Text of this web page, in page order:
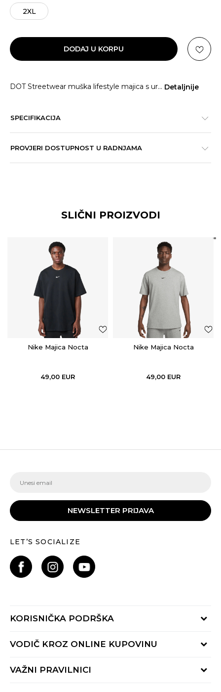
2XL
DODAJ U KORPU
DOT Streetwear muška lifestyle majica s ur... Detaljnije
SPECIFIKACIJA
PROVJERI DOSTUPNOST U RADNJAMA
SLIČNI PROIZVODI
Nike Majica Nocta
49,00 EUR
Nike Majica Nocta
49,00 EUR
NEWSLETTER PRIJAVA
LET’S SOCIALIZE
KORISNIČKA PODRŠKA
Provjeri status porudžbine
Radno vrijeme 9-16h
VODIČ KROZ ONLINE KUPOVINU
Načini isporuke
VAŽNI PRAVILNICI